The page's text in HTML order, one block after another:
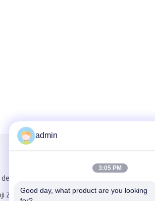
Bouw E,
Zhihui,
admin
3:05 PM
Good day, what product are you looking